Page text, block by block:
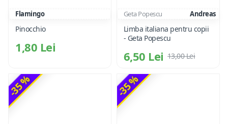
Flamingo
Pinocchio
1,80 Lei
Geta Popescu Andreas
Limba italiana pentru copii
- Geta Popescu
6,50 Lei 13,00 Lei
-35 % -35 %